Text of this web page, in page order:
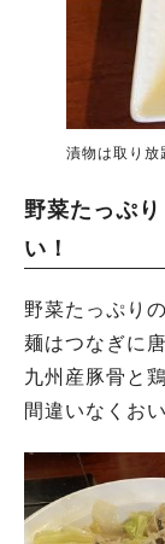
漬物は取り放
野菜たっぷ
い！
野菜たっぷり
麺はつなぎに
九州産豚骨と
間違いなくお